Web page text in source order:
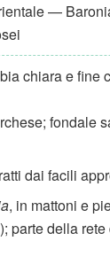
—
chiara e fine
fondale
dai facili
, in mattoni e
parte della